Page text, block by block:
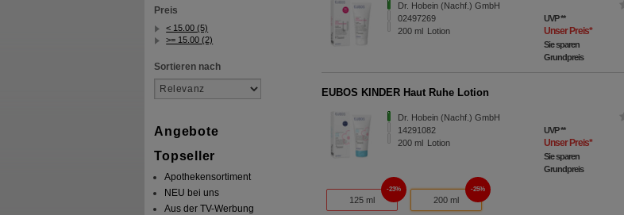
Preis
< 15.00 (5)
>= 15.00 (2)
Sortieren nach
Angebote
Topseller
Apothekensortiment
NEU bei uns
Aus der TV-Werbung
Dr. Hobein (Nachf.) GmbH
02497269
200 ml Lotion
UVP**
Unser Preis*
Sie sparen
Grundpreis
EUBOS KINDER Haut Ruhe Lotion
Dr. Hobein (Nachf.) GmbH
14291082
200 ml Lotion
UVP**
Unser Preis*
Sie sparen
Grundpreis
125 ml
23%
200 ml
25%